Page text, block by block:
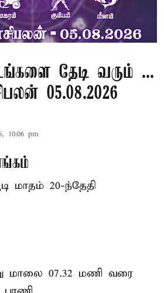
தேடி வரும் ...
05.08.2026
10:06 pm
மாதம் 20-ந்தேதி
மாலை 07.32 மணி வரை